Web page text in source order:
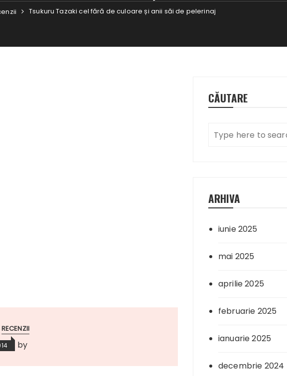
Tsukuru Tazaki cel fără de culoare și anii săi de pelerinaj
RECENZII
by
CĂUTARE
ARHIVA
iunie 2025
mai 2025
aprilie 2025
februarie 2025
ianuarie 2025
decembrie 2024